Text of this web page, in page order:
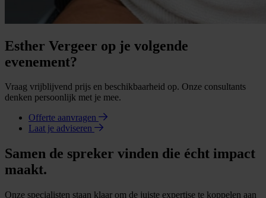
Esther Vergeer op je volgende
evenement?
Vraag vrijblijvend prijs en beschikbaarheid op. Onze consultants
denken persoonlijk met je mee.
Offerte aanvragen
Laat je adviseren
Samen de spreker vinden die écht impact
maakt.
Onze specialisten staan klaar om de juiste expertise te koppelen aan